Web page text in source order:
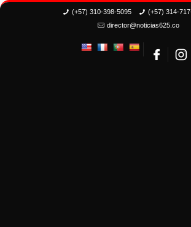
(+57) 310-398-5095
(+57) 314-
director@noticias625.co